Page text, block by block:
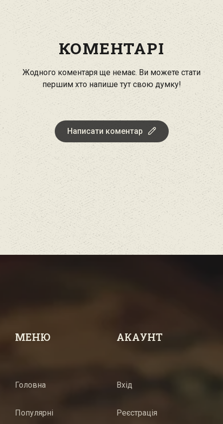
КОМЕНТАРІ
Жодного коментаря ще немає. Ви можете стати
першим хто напише тут свою думку!
Написати коментар
МЕНЮ
Головна
Популярні
АКАУНТ
Вхід
Реєстрація